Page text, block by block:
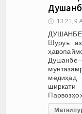
🕔 13:21,
Шуруъ
Душанбе
Парвозҳо
Матни